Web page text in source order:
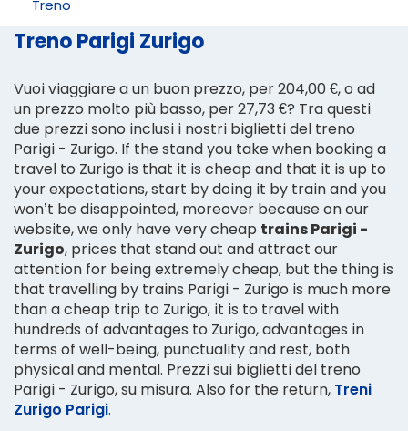
Treno
Treno Parigi Zurigo
Vuoi viaggiare a un buon prezzo, per 204,00 €, o ad
un prezzo molto più basso, per 27,73 €? Tra questi
due prezzi sono inclusi i nostri biglietti del treno
Parigi - Zurigo. If the stand you take when booking a
travel to Zurigo is that it is cheap and that it is up to
your expectations, start by doing it by train and you
won’t be disappointed, moreover because on our
website, we only have very cheap trains Parigi -
Zurigo, prices that stand out and attract our
attention for being extremely cheap, but the thing is
that travelling by trains Parigi - Zurigo is much more
than a cheap trip to Zurigo, it is to travel with
hundreds of advantages to Zurigo, advantages in
terms of well-being, punctuality and rest, both
physical and mental. Prezzi sui biglietti del treno
Parigi - Zurigo, su misura. Also for the return, Treni
Zurigo Parigi.